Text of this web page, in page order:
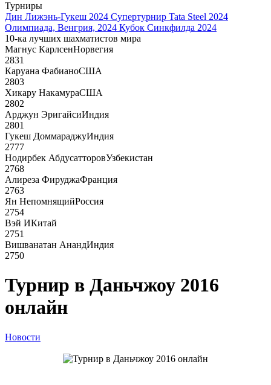
Турниры
Дин Лижэнь-Гукеш 2024 Супертурнир Tata Steel 2024
Олимпиада, Венгрия, 2024 Кубок Синкфилда 2024
10-ка лучших шахматистов мира
Магнус КарлсенНорвегия
2831
Каруана ФабианоСША
2803
Хикару НакамураСША
2802
Арджун ЭригайсиИндия
2801
Гукеш ДоммараджуИндия
2777
Нодирбек АбдусатторовУзбекистан
2768
Алиреза ФируджаФранция
2763
Ян НепомнящийРоссия
2754
Вэй ИКитай
2751
Вишванатан АнандИндия
2750
Турнир в Даньчжоу 2016
онлайн
Новости